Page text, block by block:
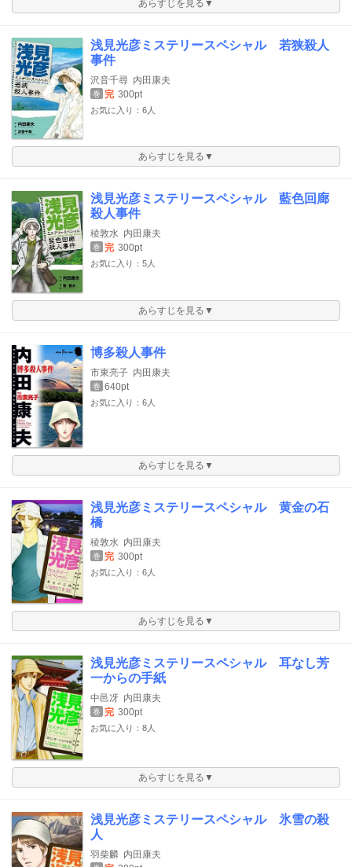
あらすじを見る▼
浅見光彦ミステリースペシャル 若狭殺人
事件
沢音千尋 内田康夫
巻 完 300pt
お気に入り：6人
あらすじを見る▼
浅見光彦ミステリースペシャル 藍色回廊
殺人事件
稜敦水 内田康夫
巻 完 300pt
お気に入り：5人
あらすじを見る▼
博多殺人事件
市東亮子 内田康夫
巻 640pt
お気に入り：6人
あらすじを見る▼
浅見光彦ミステリースペシャル 黄金の石
橋
稜敦水 内田康夫
巻 完 300pt
お気に入り：6人
あらすじを見る▼
浅見光彦ミステリースペシャル 耳なし芳
一からの手紙
中邑冴 内田康夫
巻 完 300pt
お気に入り：8人
あらすじを見る▼
浅見光彦ミステリースペシャル 氷雪の殺
人
羽柴麟 内田康夫